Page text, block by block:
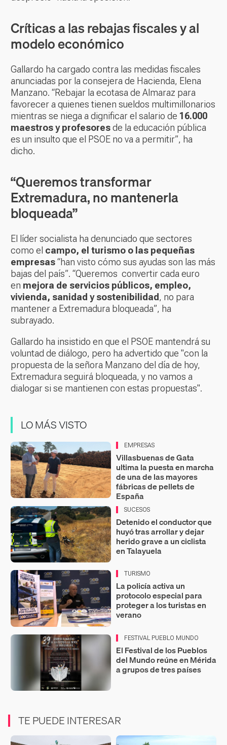
Críticas a las rebajas fiscales y al
modelo económico
Gallardo ha cargado contra las medidas fiscales
anunciadas por la consejera de Hacienda, Elena
Manzano. “Rebajar la ecotasa de Almaraz para
favorecer a quienes tienen sueldos multimillonarios
mientras se niega a dignificar el salario de 16.000
maestros y profesoresde la educación pública
es un insulto que el PSOE no va a permitir”, ha
dicho.
“Queremos transformar
Extremadura, no mantenerla
bloqueada”
El líder socialista ha denunciado que sectores
como el campo, el turismo o las pequeñas
empresas“han visto cómo sus ayudas son las más
bajas del país”. “Queremos convertir cada euro
en mejora de servicios públicos, empleo,
vivienda, sanidad y sostenibilidad, no para
mantener a Extremadura bloqueada”, ha
subrayado.
Gallardo ha insistido en que el PSOE mantendrá su
voluntad de diálogo, pero ha advertido que "con la
propuesta de la señora Manzano del día de hoy,
Extremadura seguirá bloqueada, y no vamos a
dialogar si se mantienen con estas propuestas".
LO MÁS VISTO
EMPRESAS
Villasbuenas de Gata
ultima la puesta en marcha
de una de las mayores
fábricas de pellets de
España
SUCESOS
Detenido el conductor que
huyó tras arrollar y dejar
herido grave a un ciclista
en Talayuela
TURISMO
La policía activa un
protocolo especial para
proteger a los turistas en
verano
FESTIVAL PUEBLO MUNDO
El Festival de los Pueblos
del Mundo reúne en Mérida
a grupos de tres países
TE PUEDE INTERESAR